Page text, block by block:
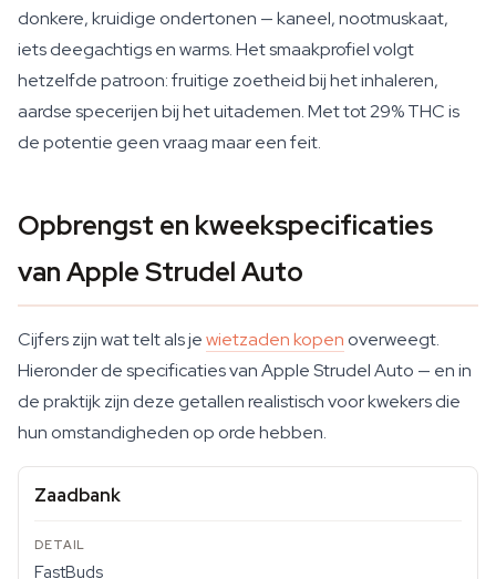
donkere, kruidige ondertonen — kaneel, nootmuskaat,
iets deegachtigs en warms. Het smaakprofiel volgt
hetzelfde patroon: fruitige zoetheid bij het inhaleren,
aardse specerijen bij het uitademen. Met tot 29% THC is
de potentie geen vraag maar een feit.
Opbrengst en kweekspecificaties
van Apple Strudel Auto
Cijfers zijn wat telt als jewietzaden kopen overweegt.
Hieronder de specificaties van Apple Strudel Auto — en in
de praktijk zijn deze getallen realistisch voor kwekers die
hun omstandigheden op orde hebben.
Zaadbank
FastBuds